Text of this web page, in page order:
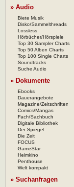
» Audio
Biete Musik
Disko/Sammelthreads
Lossless
Hörbücher/Hörspiele
Top 30 Sampler Charts
Top 50 Alben Charts
Top 100 Single Charts
Soundtracks
Suche Audio
» Dokumente
Ebooks
Dauerangebote
Magazine/Zeitschriften
Comics/Mangas
Fach/Sachbuch
Digitale Bibliothek
Der Spiegel
Die Zeit
FOCUS
GameStar
Heimkino
Penthouse
Welt kompakt
» Suchanfragen